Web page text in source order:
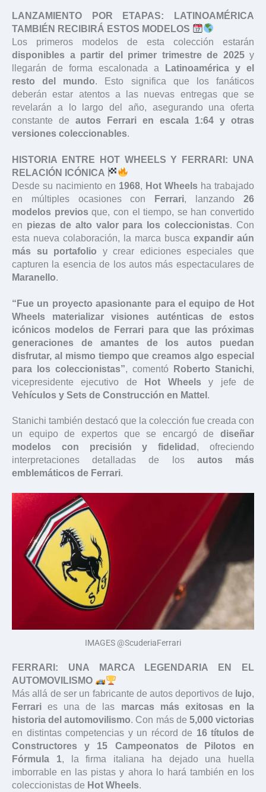
LANZAMIENTO POR ETAPAS: LATINOAMÉRICA
TAMBIÉN RECIBIRÁ ESTOS MODELOS
Los primeros modelos de esta colección estarán
disponibles a partir del primer trimestre de 2025y
llegarán de forma escalonada a
Latinoamérica y el
resto del mundo. Esto significa que los fanáticos
deberán estar atentos a las nuevas entregas que se
revelarán a lo largo del año, asegurando una oferta
constante de autos Ferrari en escala 1:64 y otras
versiones coleccionables.
HISTORIA ENTRE HOT WHEELS Y FERRARI: UNA
RELACIÓN ICÓNICA
Desde su nacimiento en 1968, Hot Wheels ha trabajado
en múltiples ocasiones con
Ferrari, lanzando26
modelos previosque, con el tiempo, se han convertido
en piezas de alto valor para los coleccionistas. Con
esta nueva colaboración, la marca busca expandir aún
más su portafolio y crear ediciones especiales que
capturen la esencia de los autos más espectaculares de
Maranello.
“Fue un proyecto apasionante para el equipo de Hot
Wheels materializar visiones auténticas de estos
icónicos modelos de Ferrari para que las próximas
generaciones de amantes de los autos puedan
disfrutar, al mismo tiempo que creamos algo especial
para los coleccionistas”, comentó Roberto Stanichi,
vicepresidente ejecutivo de
Hot Wheelsy jefe de
Vehículos y Sets de Construcción en Mattel .
Stanichi también destacó que la colección fue creada con
un equipo de expertos que se encargó de diseñar
modelos con precisión y fidelidad , ofreciendo
interpretaciones detalladas de los autos más
emblemáticos de Ferrari.
IMAGES @ScuderiaFerrari
FERRARI: UNA MARCA LEGENDARIA EN EL
AUTOMOVILISMO
Más allá de ser un fabricante de autos deportivos de lujo,
Ferrari es una de las marcas más exitosas en la
historia del automovilismo. Con más de 5,000 victorias
en distintas competencias y un récord de 16 títulos de
Constructores y 15 Campeonatos de Pilotos en
Fórmula 1, la firma italiana ha dejado una huella
imborrable en las pistas y ahora lo hará también en los
coleccionistas de Hot Wheels.